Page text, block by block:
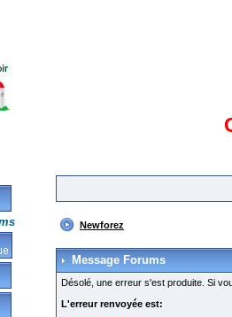
Newforez
Message Forums
Désolé, une erreur s'est produite. Si
L'erreur renvoyée est: